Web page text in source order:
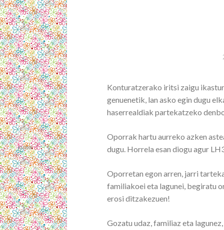
Konturatzerako iritsi zaigu
genuenetik, lan asko egin dugu
haserrealdiak partekatzeko
Oporrak hartu aurreko azken
dugu. Horrela esan diogu agur
Oporretan egon arren, jarri
familiakoei eta lagunei, begiratu
erosi ditzakezuen!
Gozatu udaz, familiaz eta